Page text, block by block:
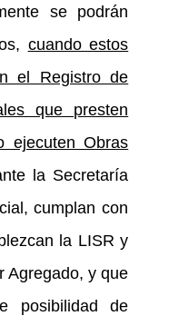
se podrán
cuando estos
el Registro de
que presten
ejecuten Obras
la Secretaría
cumplan con
la LISR y
Agregado, y que
posibilidad de